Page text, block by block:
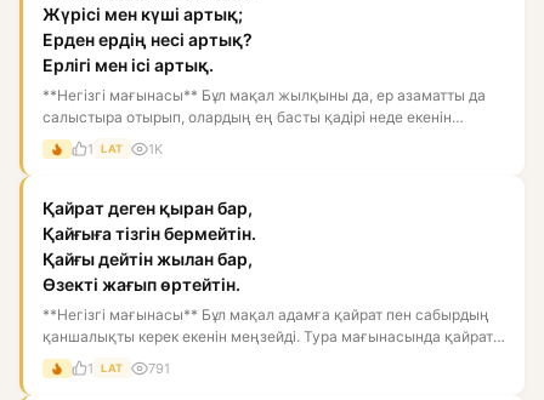
Жүрісі мен күші артық;
Ерден ердің несі артық?
Ерлігі мен ісі артық.
**Негізгі мағынасы** Бұл мақал жылқыны да, ер азаматты да
салыстыра отырып, олардың ең басты қадірі неде екенін
көрсетед...
1 LAT 1K
Қайрат деген қыран бар,
Қайғыға тізгін бермейтін.
Қайғы дейтін жылан бар,
Өзекті жағып өртейтін.
**Негізгі мағынасы** Бұл мақал адамға қайрат пен сабырдың
қаншалықты керек екенін меңзейді. Тура мағынасында қайрат
— қы...
1 LAT 791